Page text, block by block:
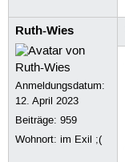
Ruth-Wies
Anmeldungsdatum:
12. April 2023
Beiträge:959
Wohnort: im Exil ;(